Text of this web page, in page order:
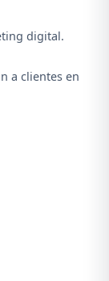
digital.
a clientes en